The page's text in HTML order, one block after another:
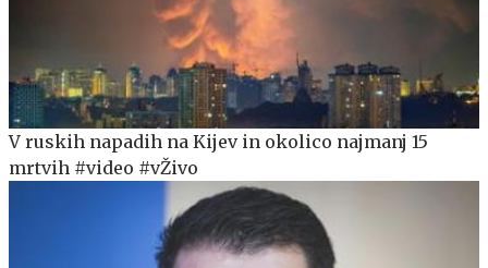
V ruskih napadih na Kijev in okolico najmanj 15
mrtvih #video #vŽivo